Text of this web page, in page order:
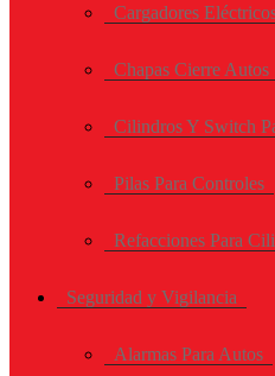
Cargadores
Chapas Cierre Autos
Cilindros Y Switch
Pilas Para Controles
Refacciones Para
Seguridad y Vigilancia
Alarmas Para Autos